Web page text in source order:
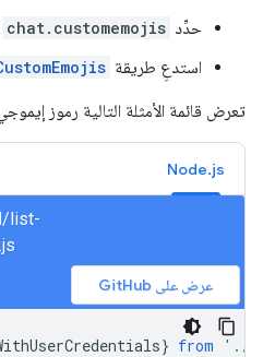
حدِّد chat.customemojis
استدعِ طريقة
تعرض قائمة الأمثلة التالية رموز
Node.js
list-
عرض على GitHub
} from './